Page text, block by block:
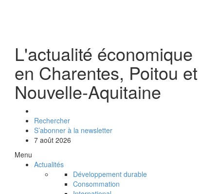
L'actualité économique
en Charentes, Poitou et
Nouvelle-Aquitaine
Rechercher
S’abonner à la newsletter
7 août 2026
Menu
Actualités
Développement durable
Consommation